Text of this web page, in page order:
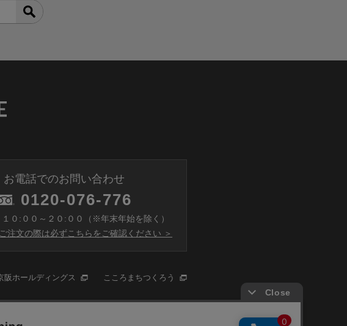
お電話でのお問い合わせ
0120-076-776
０:００～２０:００（※年末年始を除く）
注文の際は必ずこちらをご確認ください ＞
阪ホールディングス こころまちつくろう